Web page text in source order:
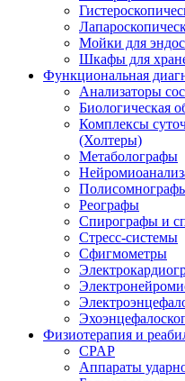
Мойки для
Шкафы для
Функциональная
Анализаторы
Биологическая
Комплексы
(Холтеры)
Метаболографы
Реографы
Спирографы и
Стресс-системы
Сфигмометры
Физиотерапия и
CPAP
Аппараты